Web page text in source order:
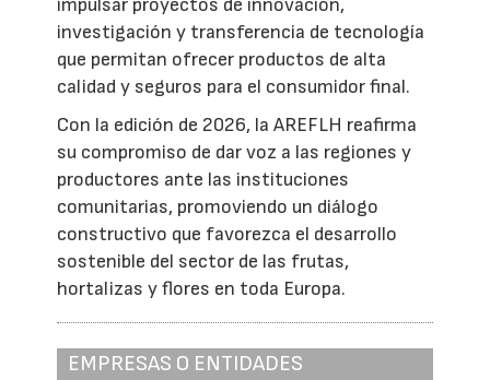
impulsar proyectos de innovación,
investigación y transferencia de tecnología
que permitan ofrecer productos de alta
calidad y seguros para el consumidor final.
Con la edición de 2026, la AREFLH reafirma
su compromiso de dar voz a las regiones y
productores ante las instituciones
comunitarias, promoviendo un diálogo
constructivo que favorezca el desarrollo
sostenible del sector de las frutas,
hortalizas y flores en toda Europa.
EMPRESAS O ENTIDADES